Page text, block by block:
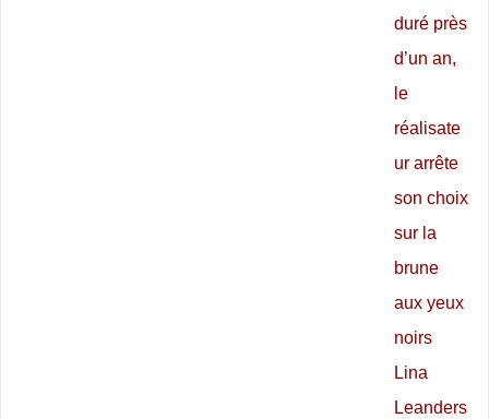
duré près
d’un an,
le
réalisate
ur arrête
son choix
sur la
brune
aux yeux
noirs
Lina
Leanders